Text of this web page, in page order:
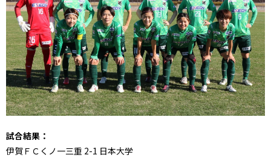
試合結果：
伊賀ＦＣくノ一三重 2-1 日本大学